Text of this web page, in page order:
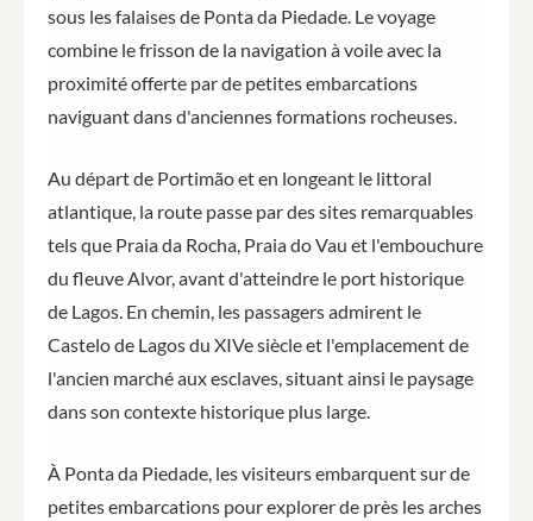
sous les falaises de Ponta da Piedade. Le voyage
combine le frisson de la navigation à voile avec la
proximité offerte par de petites embarcations
naviguant dans d'anciennes formations rocheuses.
Au départ de Portimão et en longeant le littoral
atlantique, la route passe par des sites remarquables
tels que Praia da Rocha, Praia do Vau et l'embouchure
du fleuve Alvor, avant d'atteindre le port historique
de Lagos. En chemin, les passagers admirent le
Castelo de Lagos du XIVe siècle et l'emplacement de
l'ancien marché aux esclaves, situant ainsi le paysage
dans son contexte historique plus large.
À Ponta da Piedade, les visiteurs embarquent sur de
petites embarcations pour explorer de près les arches